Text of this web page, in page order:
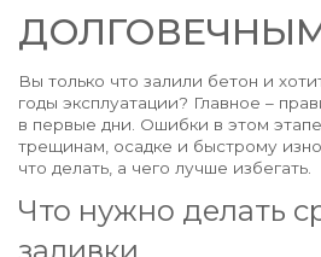
Вы только что залили бетон и
годы эксплуатации? Главное –
в первые дни. Ошибки в этом
трещинам, осадке и быстрому
что делать, а чего лучше избегать.
Что нужно делать